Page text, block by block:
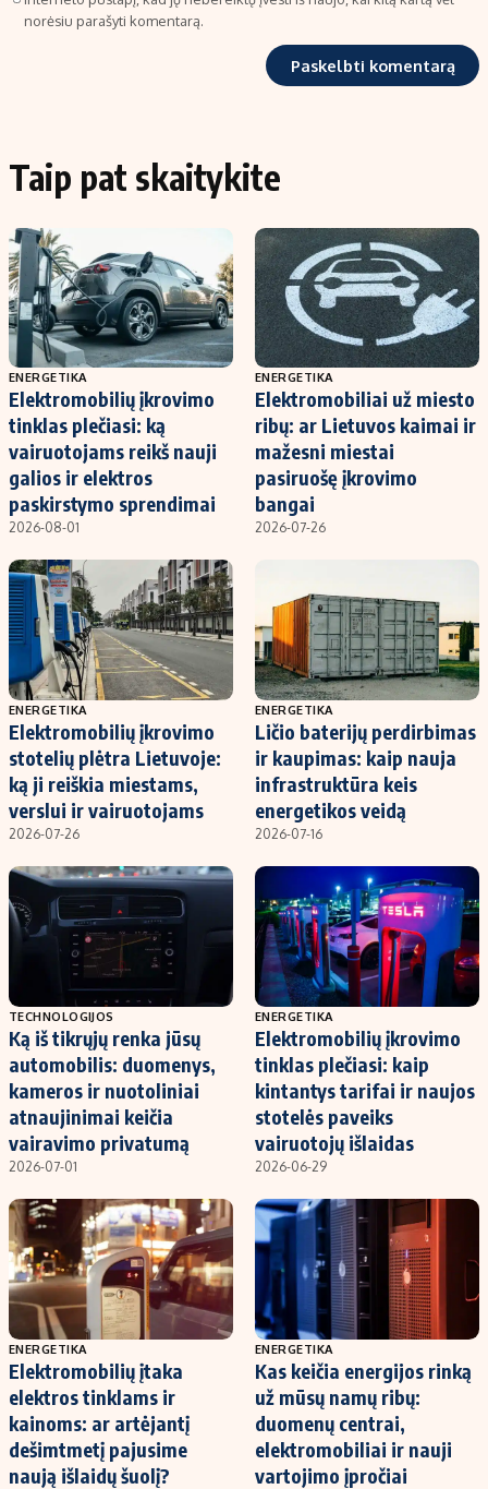
norėsiu parašyti komentarą.
Taip pat skaitykite
ENERGETIKA
Elektromobilių įkrovimo
tinklas plečiasi: ką
vairuotojams reikš nauji
galios ir elektros
paskirstymo sprendimai
2026-08-01
ENERGETIKA
Elektromobiliai už miesto
ribų: ar Lietuvos kaimai ir
mažesni miestai
pasiruošę įkrovimo
bangai
2026-07-26
ENERGETIKA
Elektromobilių įkrovimo
stotelių plėtra Lietuvoje:
ką ji reiškia miestams,
verslui ir vairuotojams
2026-07-26
ENERGETIKA
Ličio baterijų perdirbimas
ir kaupimas: kaip nauja
infrastruktūra keis
energetikos veidą
2026-07-16
TECHNOLOGIJOS
Ką iš tikrųjų renka jūsų
automobilis: duomenys,
kameros ir nuotoliniai
atnaujinimai keičia
vairavimo privatumą
2026-07-01
ENERGETIKA
Elektromobilių įkrovimo
tinklas plečiasi: kaip
kintantys tarifai ir naujos
stotelės paveiks
vairuotojų išlaidas
2026-06-29
ENERGETIKA
Elektromobilių įtaka
elektros tinklams ir
kainoms: ar artėjantį
dešimtmetį pajusime
naują išlaidų šuolį?
ENERGETIKA
Kas keičia energijos rinką
už mūsų namų ribų:
duomenų centrai,
elektromobiliai ir nauji
vartojimo įpročiai